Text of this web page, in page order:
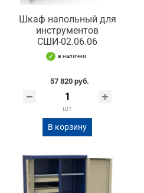
Шкаф напольный для
инструментов
СШИ-02.06.06
в наличии
57 820 руб.
шт
В корзину